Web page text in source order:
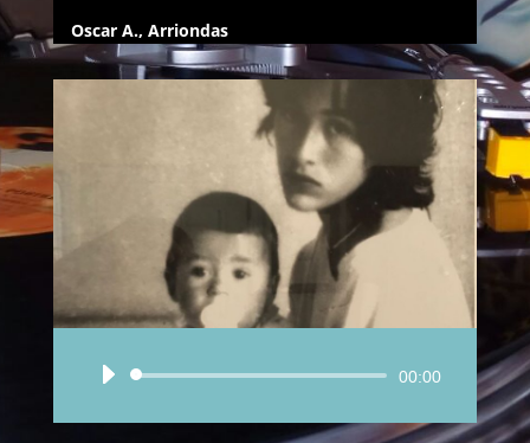
Oscar A., Arriondas
Reproductor
audio
00:00